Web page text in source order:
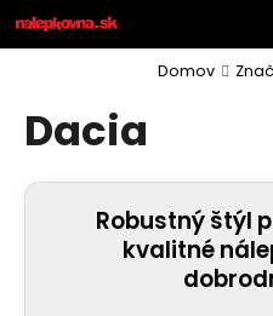
Prejsť
na
obsah
Domov
Dacia
Robustný štýl
kvalitné
K
o
Č
p